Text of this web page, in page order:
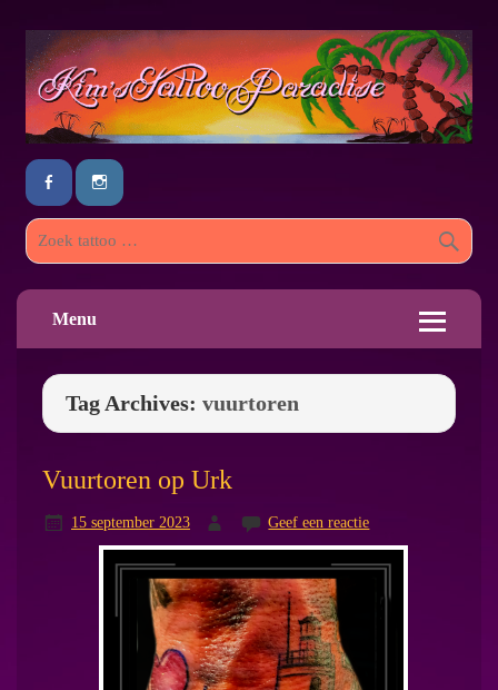
Menu
Tag Archives: vuurtoren
Vuurtoren op Urk
15 september 2023 Geef een reactie